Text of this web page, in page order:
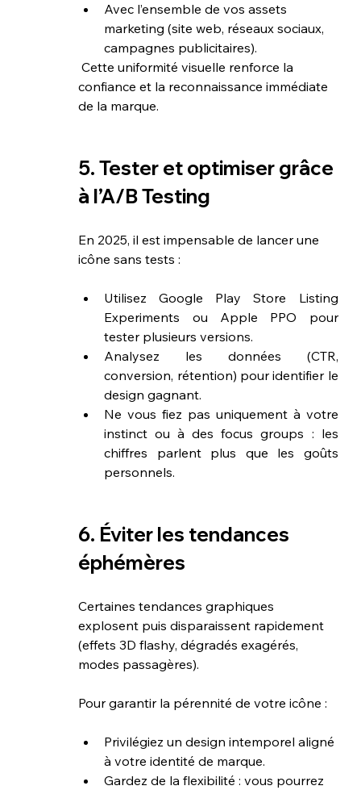
Avec l’ensemble de vos assets
marketing (site web, réseaux sociaux,
campagnes publicitaires).
Cette uniformité visuelle renforce la
confiance et la reconnaissance immédiate
de la marque.
5. Tester et optimiser grâce
à l’A/B Testing
En 2025, il est impensable de lancer une
icône sans tests :
Utilisez Google Play Store Listing
Experiments ou Apple PPO pour
tester plusieurs versions.
Analysez les données (CTR,
conversion, rétention) pour identifier le
design gagnant.
Ne vous fiez pas uniquement à votre
instinct ou à des focus groups : les
chiffres parlent plus que les goûts
personnels.
6. Éviter les tendances
éphémères
Certaines tendances graphiques
explosent puis disparaissent rapidement
(effets 3D flashy, dégradés exagérés,
modes passagères).
Pour garantir la pérennité de votre icône :
Privilégiez un design intemporel aligné
à votre identité de marque.
Gardez de la flexibilité : vous pourrez